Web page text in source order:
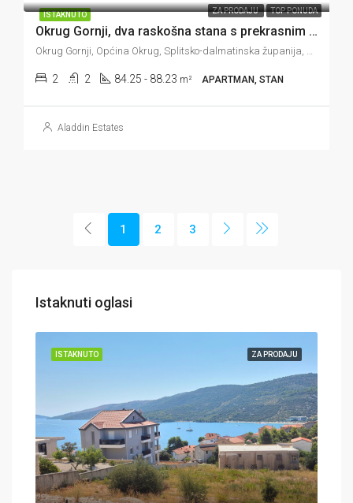
ISTAKNUTO ZA PRODAJU TOP PONUDA
Okrug Gornji, dva raskošna stana s prekrasnim pogledom, 84-88 m2
Okrug Gornji, Općina Okrug, Splitsko-dalmatinska županija, 21223, Hrvatska
2 2 84.25 - 88.23 m² APARTMAN, STAN
Aladdin Estates
1 2 3
Istaknuti oglasi
ZA PRODAJU
ISTAKNUTO